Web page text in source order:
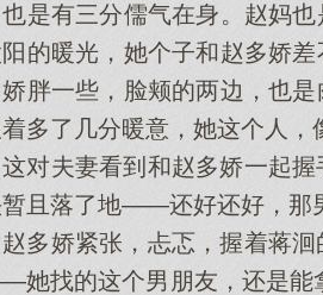
是有三分儒气在身。赵妈
阳的暖光，她个子和赵多娇
胖一些，脸颊的两边，也
多了几分暖意，她这个人，
夫妻看到和赵多娇一起握
且落了地——还好还好，那
娇紧张，忐忑，握着蒋洄
她找的这个男朋友，还是能